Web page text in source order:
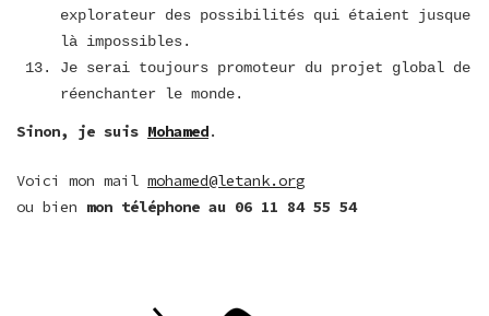
explorateur des possibilités qui étaient jusque
là impossibles.
Je serai toujours promoteur du projet global de
réenchanter le monde.
Sinon, je suis Mohamed.
Voici mon mail mohamed@letank.org
ou bien mon téléphone au 06 11 84 55 54